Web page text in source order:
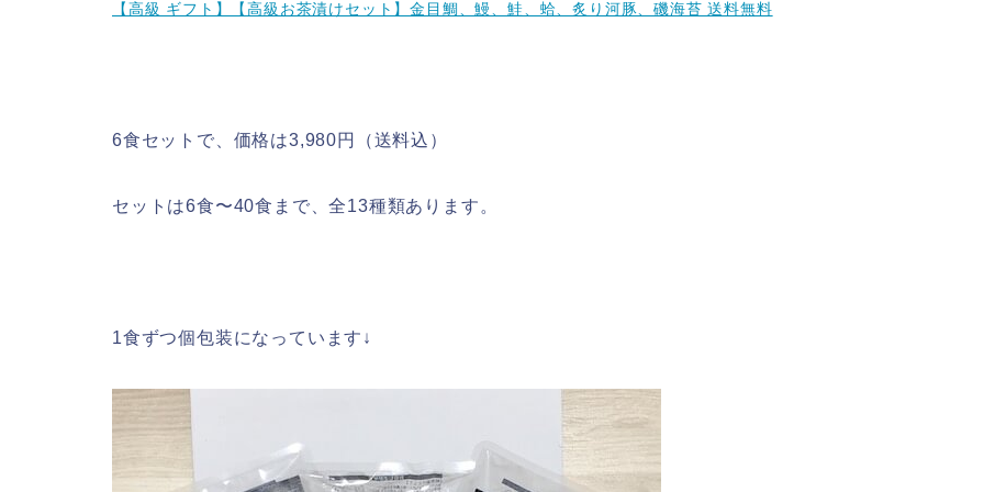
【高級 ギフト】【高級お茶漬けセット】金目鯛、鰻、鮭、蛤、炙り河豚、磯海苔 送料無料
6食セットで、価格は3,980円（送料込）
セットは6食〜40食まで、全13種類あります。
1食ずつ個包装になっています↓